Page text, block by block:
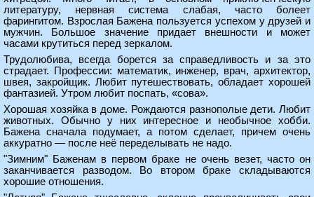
литературу, нервная система слабая, часто болеет
фарингитом. Взрослая Бажена пользуется успехом у друзей и
мужчин. Большое значение придает внешности и может
часами крутиться перед зеркалом.
Трудолюбива, всегда борется за справедливость и за это
страдает. Профессии: математик, инженер, врач, архитектор,
швея, закройщик. Любит путешествовать, обладает хорошей
фантазией. Утром любит поспать, «сова».
Хорошая хозяйка в доме. Рождаются разнополые дети. Любит
животных. Обычно у них интересное и необычное хобби.
Бажена сначала подумает, а потом сделает, причем очень
аккуратно — после неё переделывать не надо.
"Зимним" Баженам в первом браке не очень везет, часто он
заканчивается разводом. Во втором браке складываются
хорошие отношения.